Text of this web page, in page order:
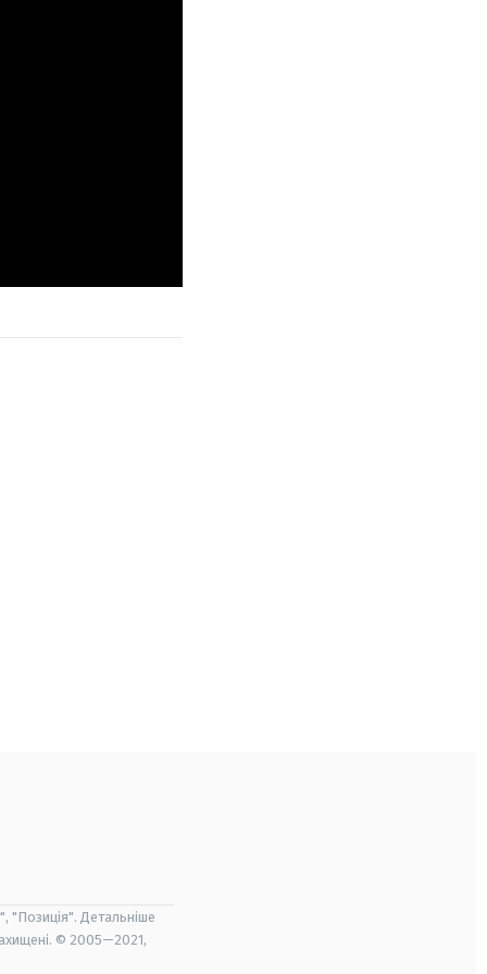
"Позиція". Детальніше
© 2005—2021,